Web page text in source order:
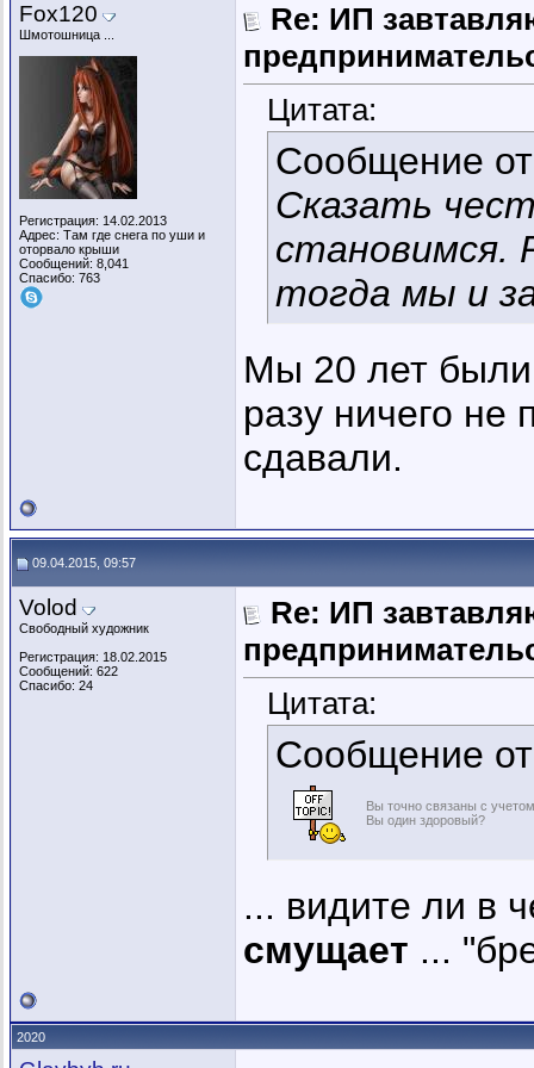
Fox120
Шмотошница ...
Регистрация: 14.02.2013
Адрес: Там где снега по уши и
оторвало крыши
Сообщений: 8,041
Спасибо: 763
Re: ИП
Цитата:
Сообщение
Сказать
становимся.
тогда мы и
Мы 20 лет были
разу ничего не
сдавали.
09.04.2015, 09:57
Volod
Свободный художник
Регистрация: 18.02.2015
Сообщений: 622
Спасибо: 24
Re: ИП
Цитата:
Сообщение
Вы точно связаны с
Вы один здоровый?
... видите ли в
смущает ...
2020